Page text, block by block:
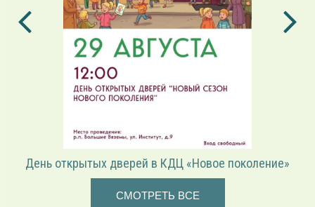
открытых дверей в КДЦ «Новое поколение»
СМОТРЕТЬ ВСЕ